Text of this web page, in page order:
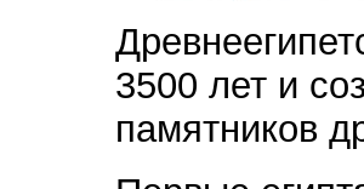
3500 лет и
памятников